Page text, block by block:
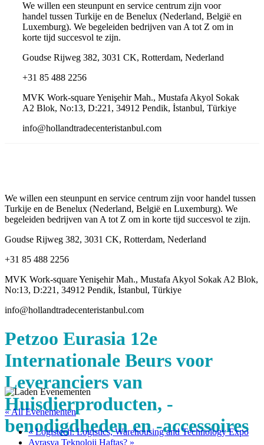
We willen een steunpunt en service centrum zijn voor
handel tussen Turkije en de Benelux (Nederland, België en
Luxemburg). We begeleiden bedrijven van A tot Z om in
korte tijd succesvol te zijn.
Goudse Rijweg 382, 3031 CK, Rotterdam, Nederland
+31 85 488 2256
MVK Work-square Yenişehir Mah., Mustafa Akyol Sokak
A2 Blok, No:13, D:221, 34912 Pendik, İstanbul, Türkiye
info@hollandtradecenteristanbul.com
We willen een steunpunt en service centrum zijn voor handel tussen
Turkije en de Benelux (Nederland, België en Luxemburg). We
begeleiden bedrijven van A tot Z om in korte tijd succesvol te zijn.
Goudse Rijweg 382, 3031 CK, Rotterdam, Nederland
+31 85 488 2256
MVK Work-square Yenişehir Mah., Mustafa Akyol Sokak A2 Blok,
No:13, D:221, 34912 Pendik, İstanbul, Türkiye
info@hollandtradecenteristanbul.com
Petzoo Eurasia 12e
Internationale Beurs voor
Leveranciers van
Huisdierproducten, -
benodigdheden en -accessoires
« All Evenementen
«Logistech: Logistics, Warehousing and Technology Expo
Avrasya Teknoloji Haftas? »